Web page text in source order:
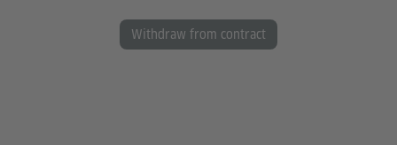
Withdraw from contract